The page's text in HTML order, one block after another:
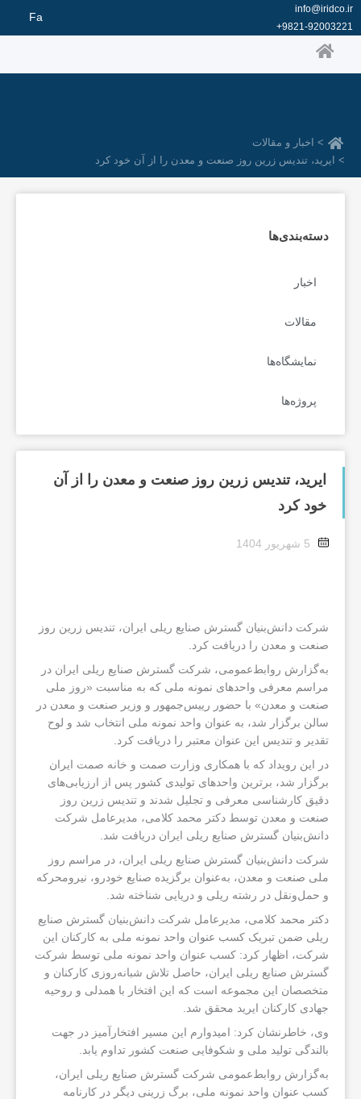
پرش
info@iridco.ir
9821-92003221+
Fa
> اخبار و مقالات
> ایرید، تندیس زرین روز صنعت و معدن را از آن خود کرد
دسته‌بندی‌ها
اخبار
مقالات
نمایشگاه‌ها
پروژه‌ها
ایرید، تندیس زرین روز صنعت و معدن را از آن
خود کرد
5 شهریور 1404
شرکت دانش‌بنیان گسترش صنایع ریلی ایران، تندیس زرین روز
صنعت و معدن را دریافت کرد.
به‌گزارش روابط‌عمومی، شرکت گسترش صنایع ریلی ایران در
مراسم معرفی واحدهای نمونه ملی که به مناسبت «روز ملی
صنعت و معدن» با حضور رییس‌جمهور و وزیر صنعت و معدن در
سالن برگزار شد، به عنوان واحد نمونه ملی انتخاب شد و لوح
تقدیر و تندیس این عنوان معتبر را دریافت کرد.
در این رویداد که با همکاری وزارت صمت و خانه صمت ایران
برگزار شد، برترین واحدهای تولیدی کشور پس از ارزیابی‌های
دقیق کارشناسی معرفی و تجلیل شدند و تندیس زرین روز
صنعت و معدن توسط دکتر محمد کلامی، مدیرعامل شرکت
دانش‌بنیان گسترش صنایع ریلی ایران دریافت شد.
شرکت دانش‌بنیان گسترش صنایع ریلی ایران، در مراسم روز
ملی صنعت و معدن، به‌عنوان برگزیده صنایع خودرو، نیرومحرکه
و حمل‌ونقل در رشته ریلی و دریایی شناخته شد.
دکتر محمد کلامی، مدیرعامل شرکت دانش‌بنیان گسترش صنایع
ریلی ضمن تبریک کسب عنوان واحد نمونه ملی به کارکنان این
شرکت، اظهار کرد: کسب عنوان واحد نمونه ملی توسط شرکت
گسترش صنایع ریلی ایران، حاصل تلاش شبانه‌روزی کارکنان و
متخصصان این مجموعه است که این افتخار با همدلی و روحیه
جهادی کارکنان ایرید محقق شد.
وی، خاطرنشان کرد: امیدوارم این مسیر افتخارآمیز در جهت
بالندگی تولید ملی و شکوفایی صنعت کشور تداوم یابد.
به‌گزارش روابط‌عمومی شرکت گسترش صنایع ریلی ایران،
کسب عنوان واحد نمونه ملی، برگ زرینی دیگر در کارنامه